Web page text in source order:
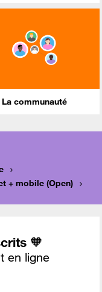
La communauté
+ mobile (Open)
🧡
en ligne